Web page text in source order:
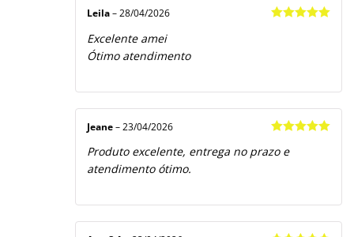
Leila – 28/04/2026
Excelente amei
Ótimo atendimento
de 5
Jeane – 23/04/2026
Produto excelente, entrega no prazo e
atendimento ótimo.